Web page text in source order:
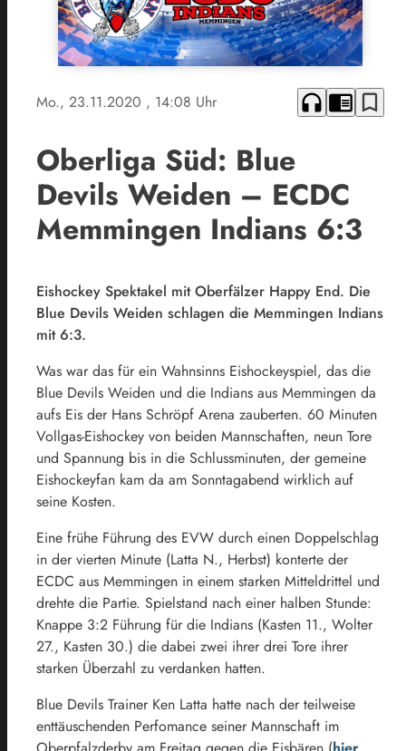
Mo., 23.11.2020 , 14:08 Uhr headphones chrome_reader_mode bookmark_border
Oberliga Süd: Blue
Devils Weiden – ECDC
Memmingen Indians 6:3
Eishockey Spektakel mit Oberfälzer Happy End. Die
Blue Devils Weiden schlagen die Memmingen Indians
mit 6:3.
Was war das für ein Wahnsinns Eishockeyspiel, das die
Blue Devils Weiden und die Indians aus Memmingen da
aufs Eis der Hans Schröpf Arena zauberten. 60 Minuten
Vollgas-Eishockey von beiden Mannschaften, neun Tore
und Spannung bis in die Schlussminuten, der gemeine
Eishockeyfan kam da am Sonntagabend wirklich auf
seine Kosten.
Eine frühe Führung des EVW durch einen Doppelschlag
in der vierten Minute (Latta N., Herbst) konterte der
ECDC aus Memmingen in einem starken Mitteldrittel und
drehte die Partie. Spielstand nach einer halben Stunde:
Knappe 3:2 Führung für die Indians (Kasten 11., Wolter
27., Kasten 30.) die dabei zwei ihrer drei Tore ihrer
starken Überzahl zu verdanken hatten.
Blue Devils Trainer Ken Latta hatte nach der teilweise
enttäuschenden Perfomance seiner Mannschaft im